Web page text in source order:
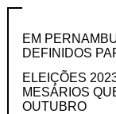
EM
DEFINIDOS
ELEIÇÕES
MESÁRIOS
OUTUBRO